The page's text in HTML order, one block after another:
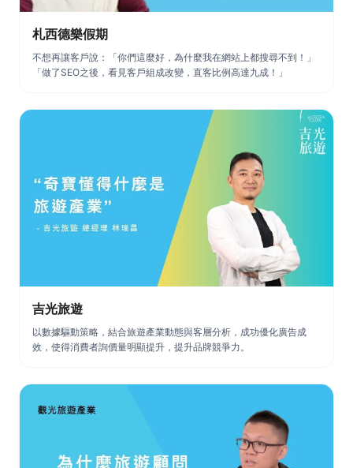
札西德樂假期
不想再讓客戶說：「你們這麼好，為什麼我在網站上都搜尋不到！」
「做了SEO之後，看見客戶組成改變，直客比例高達九成！」
吉光旅遊
以數據驅動策略，結合旅遊產業動態與客層分析，成功優化廣告成
效，使得消費者詢價量明顯提升，提升品牌競爭力。